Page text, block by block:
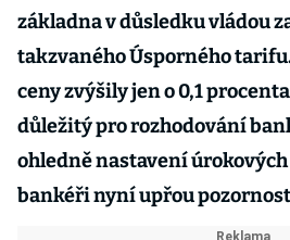
základna v důsledku vládou
takzvaného Úsporného
ceny zvýšily jen o 0,1
důležitý pro rozhodování
ohledně nastavení
bankéři nyní upřou